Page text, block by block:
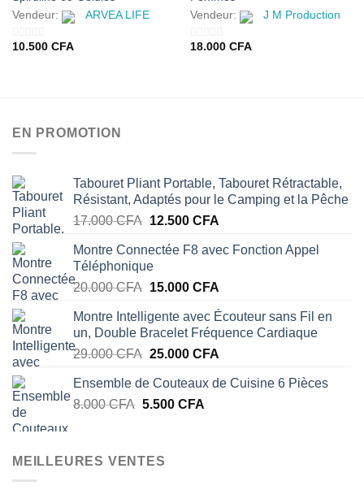
Vendeur:
ARVEA LIFE
0
10.500 CFA
Vendeur:
J M Production
0
18.000 CFA
EN PROMOTION
Tabouret Pliant Portable, Tabouret Rétractable,
Résistant, Adaptés pour le Camping et la Pêche
17.000CFA Le
initial
était :
17.000 CFA.
12.500 CFALe
actuel
12.500 CFA.
Montre Connectée F8 avec Fonction Appel
Téléphonique
20.000CFA Le
initial
était :
20.000 CFA.
15.000 CFALe
actuel
est :
15.000 CFA.
Montre Intelligente avec Écouteur sans Fil en
un, Double Bracelet Fréquence Cardiaque
29.000CFA Le
initial
était :
25.000 CFALe
actuel
Ensemble de Couteaux de Cuisine 6 Pièces
8.000CFA Le
était :
5.500 CFALe
MEILLEURES VENTES